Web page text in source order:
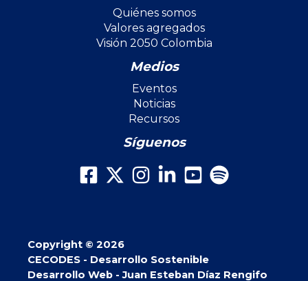
Quiénes somos
Valores agregados
Visión 2050 Colombia
Medios
Eventos
Noticias
Recursos
Síguenos
Copyright © 2026
CECODES - Desarrollo Sostenible
Desarrollo Web - Juan Esteban Díaz Rengifo